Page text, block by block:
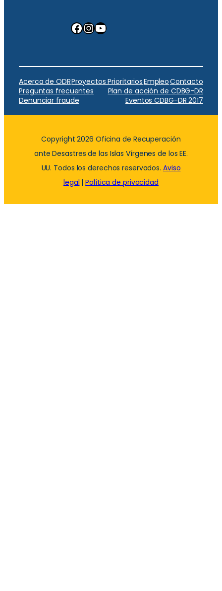
Facebook InstagramYouTube
Acerca de ODRProyectos PrioritariosEmpleoContacto
Preguntas frecuentes
Plan de acción de CDBG-DR
Denunciar fraude
Eventos CDBG-DR 2017
Copyright 2026 Oficina de Recuperación
ante Desastres de las Islas Vírgenes de los EE.
UU. Todos los derechos reservados. Aviso
legal |Política de privacidad